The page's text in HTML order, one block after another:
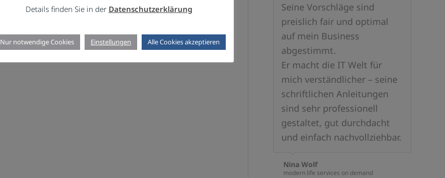
Seine Vorschläge sind
preislich fair und optimal
auf mein Business
abgestimmt.
Er macht die IT Welt für
mich verständlicher – seine
schriftlichen Anleitungen
sind sehr professionell
gestaltet, gut durchdacht
und einfach nachvollziehbar.
Nina Wolf
modern life services on demand
Details finden Sie in der Datenschutzerklärung
Nur notwendige Cookies Einstellungen Alle Cookies akzeptieren